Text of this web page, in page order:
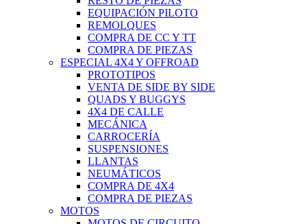
EQUIPACIÓN PILOTO
REMOLQUES
COMPRA DE CC Y TT
COMPRA DE PIEZAS
ESPECIAL 4X4 Y OFFROAD
PROTOTIPOS
VENTA DE SIDE BY SIDE
QUADS Y BUGGYS
4X4 DE CALLE
MECÁNICA
CARROCERÍA
SUSPENSIONES
LLANTAS
NEUMÁTICOS
COMPRA DE 4X4
COMPRA DE PIEZAS
MOTOS